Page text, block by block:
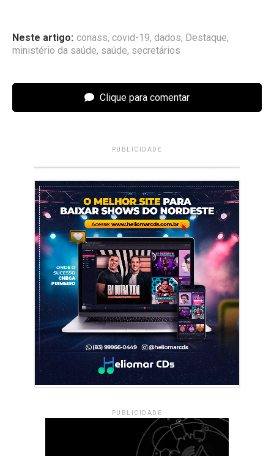
Neste artigo: conass, covid-19, dados, Destaque,
ministério da saúde, saúde, secretários
Clique para comentar
PUBLICIDADE
PUBLICIDADE